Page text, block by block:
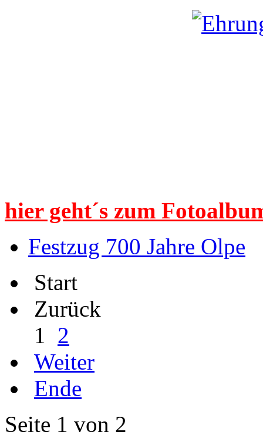
hier geht´s zum
Festzug 700 Jahre Olpe
Start
Zurück
1
2
Weiter
Ende
Seite 1 von 2